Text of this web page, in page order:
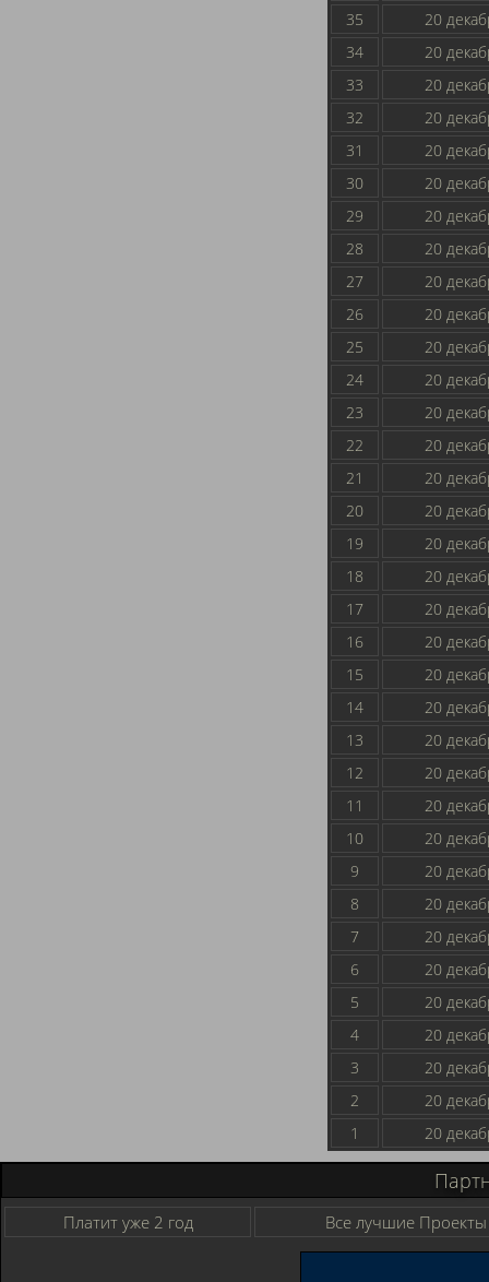
35
20
34
20
33
20
32
20
31
20
30
20
29
20
28
20
27
20
26
20
25
20
24
20
23
20
22
20
21
20
20
20
19
20
18
20
17
20
16
20
15
20
14
20
13
20
12
20
11
20
10
20
9
20
8
20
7
20
6
20
5
20
4
20
3
20
2
20
1
20
Платит уже 2 год Все лучшие Проекты